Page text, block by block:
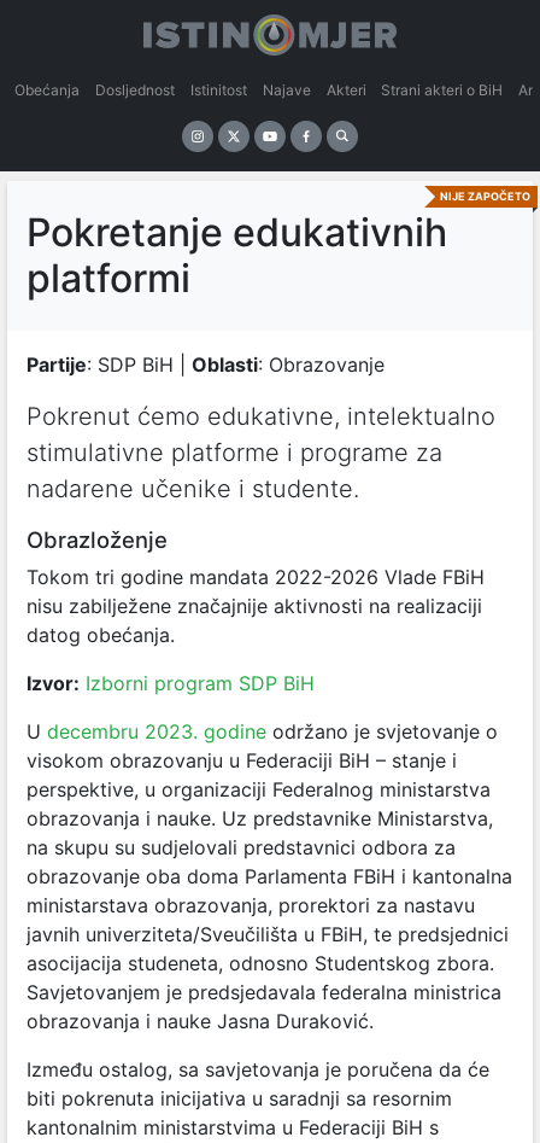
Obećanja Dosljednost Istinitost Najave Akteri Strani akteri o BiH
NIJE ZAPOČETO
Pokretanje edukativnih
platformi
Partije: SDP BiH | Oblasti: Obrazovanje
Pokrenut ćemo edukativne, intelektualno
stimulativne platforme i programe za
nadarene učenike i studente.
Obrazloženje
Tokom tri godine mandata 2022-2026 Vlade FBiH
nisu zabilježene značajnije aktivnosti na realizaciji
datog obećanja.
Izvor: Izborni program SDP BiH
U decembru 2023. godine održano je svjetovanje o
visokom obrazovanju u Federaciji BiH – stanje i
perspektive, u organizaciji Federalnog ministarstva
obrazovanja i nauke. Uz predstavnike Ministarstva,
na skupu su sudjelovali predstavnici odbora za
obrazovanje oba doma Parlamenta FBiH i kantonalna
ministarstava obrazovanja, prorektori za nastavu
javnih univerziteta/Sveučilišta u FBiH, te predsjednici
asocijacija studeneta, odnosno Studentskog zbora.
Savjetovanjem je predsjedavala federalna ministrica
obrazovanja i nauke Jasna Duraković.
Između ostalog, sa savjetovanja je poručena da će
biti pokrenuta inicijativa u saradnji sa resornim
kantonalnim ministarstvima u Federaciji BiH s